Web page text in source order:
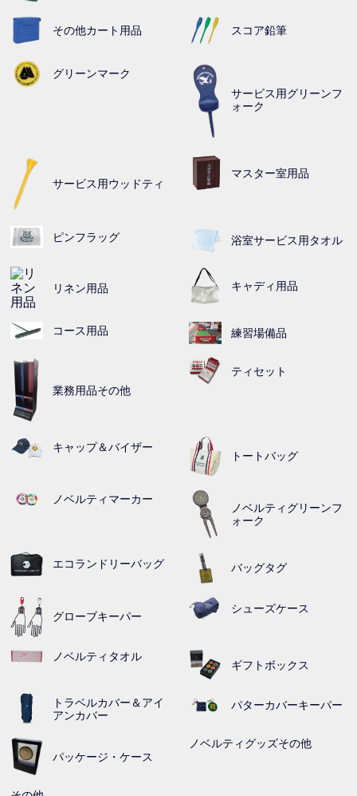
その他カート用品 スコア鉛筆
グリーンマーク
サービス用グリーンフ
ォーク
サービス用ウッドティ
マスター室用品
ピンフラッグ 浴室サービス用タオル
リネン用品 キャディ用品
コース用品 練習場備品
業務用品その他
ティセット
キャップ＆バイザー
トートバッグ
ノベルティマーカー
ノベルティグリーンフ
ォーク
エコランドリーバッグ バッグタグ
グローブキーパー
シューズケース
ノベルティタオル
ギフトボックス
トラベルカバー＆アイ
アンカバー
パターカバーキーパー
パッケージ・ケース
ノベルティグッズその他